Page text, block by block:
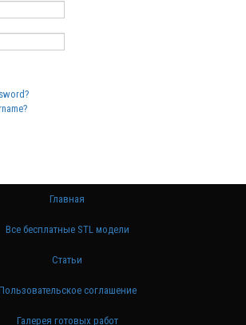
Главная
Все бесплатные STL модели
Статьи
соглашение
Галерея готовых работ